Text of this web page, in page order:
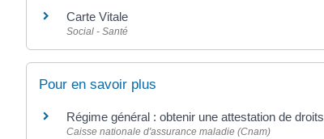
Carte Vitale
Social - Santé
Pour en savoir plus
Régime général : obtenir une attestation de droits
Caisse nationale d'assurance maladie (Cnam)